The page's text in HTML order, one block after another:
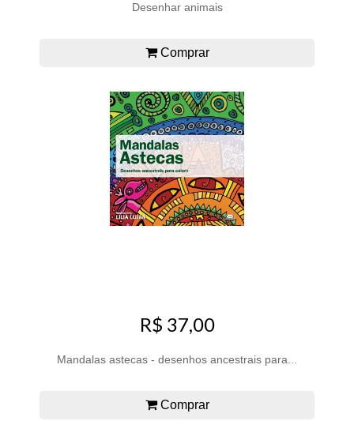
Desenhar animais
Comprar
R$ 37,00
Mandalas astecas - desenhos ancestrais para...
Comprar